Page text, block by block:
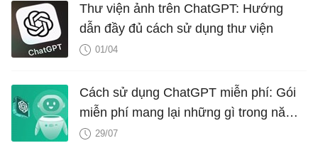
Thư viện ảnh trên ChatGPT: Hướng
dẫn đầy đủ cách sử dụng thư viện
01/04
Cách sử dụng ChatGPT miễn phí: Gói
miễn phí mang lại những gì trong năm
2026?
29/07